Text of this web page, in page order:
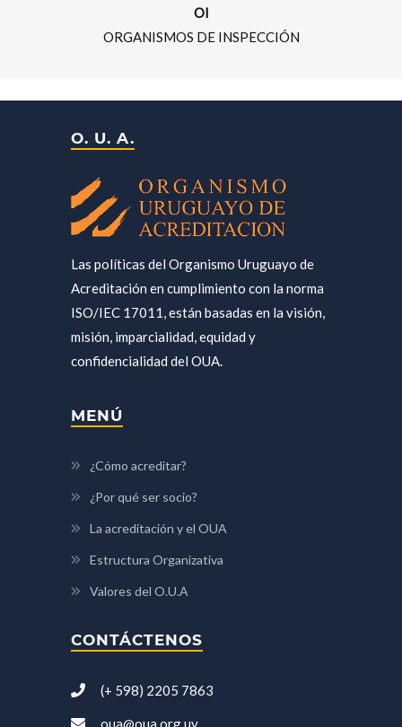
OI
ORGANISMOS DE INSPECCIÓN
O. U. A.
Las políticas del Organismo Uruguayo de
Acreditación en cumplimiento con la norma
ISO/IEC 17011, están basadas en la visión,
misión, imparcialidad, equidad y
confidencialidad del OUA.
MENÚ
¿Cómo acreditar?
¿Por qué ser socio?
La acreditación y el OUA
Estructura Organizativa
Valores del O.U.A
CONTÁCTENOS
(+ 598) 2205 7863
oua@oua.org.uy